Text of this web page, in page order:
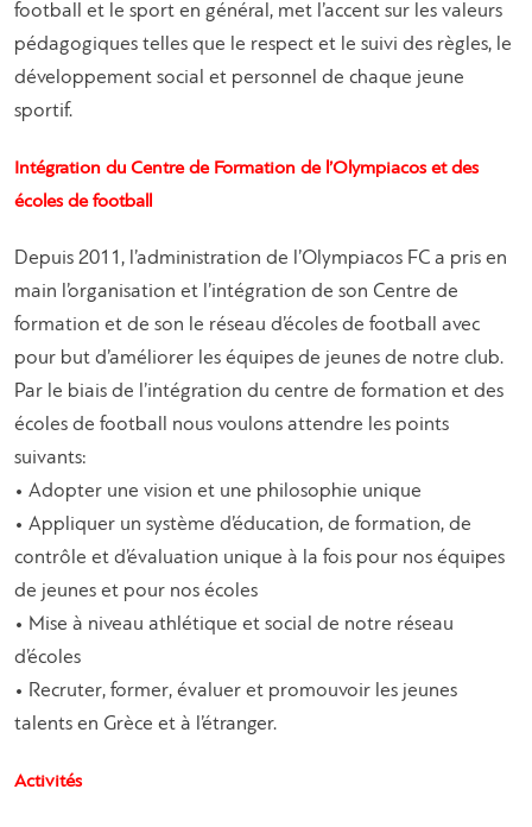
football et le sport en général, met l’accent sur les valeurs
pédagogiques telles que le respect et le suivi des règles, le
développement social et personnel de chaque jeune
sportif.
Intégration du Centre de Formation de l’Olympiacos et des
écoles de football
Depuis 2011, l’administration de l’Olympiacos FC a pris en
main l’organisation et l’intégration de son Centre de
formation et de son le réseau d’écoles de football avec
pour but d’améliorer les équipes de jeunes de notre club.
Par le biais de l’intégration du centre de formation et des
écoles de football nous voulons attendre les points
suivants:
• Adopter une vision et une philosophie unique
• Appliquer un système d’éducation, de formation, de
contrôle et d’évaluation unique à la fois pour nos équipes
de jeunes et pour nos écoles
• Mise à niveau athlétique et social de notre réseau
d’écoles
• Recruter, former, évaluer et promouvoir les jeunes
talents en Grèce et à l’étranger.
Activités